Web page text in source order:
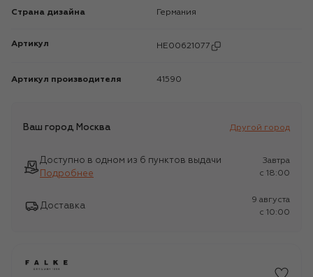
Страна дизайна Германия
Артикул HE00621077
Артикул производителя 41590
Ваш город Москва Другой город
Доступно в одном из 6 пунктов выдачи
Подробнее
Завтра
c 18:00
Доставка
9 августа
c 10:00